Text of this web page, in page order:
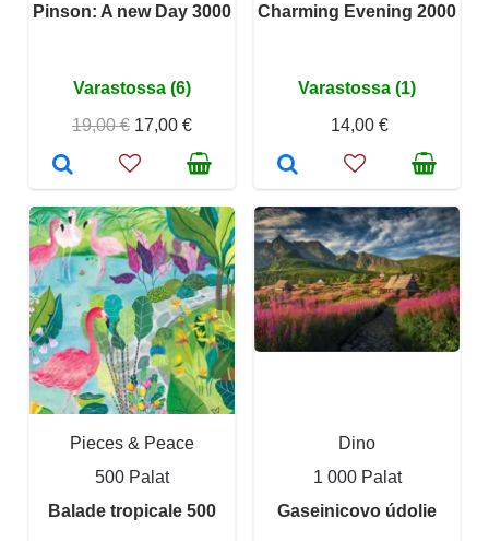
Pinson: A new Day 3000
Varastossa (6)
19,00 € 17,00 €
Charming Evening 2000
Varastossa (1)
14,00 €
Pieces & Peace
500 Palat
Balade tropicale 500
Dino
1 000 Palat
Gaseinicovo údolie